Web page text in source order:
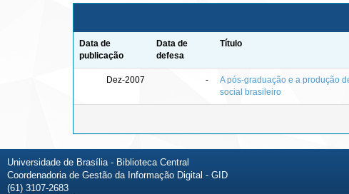
Data de
publicação
Data de
defesa
Título
Dez-2007 -
A pós-graduação e a produção
social brasileiro
Universidade de Brasília - Biblioteca Central
Coordenadoria de Gestão da Informação Digital - GID
(61) 3107-2683